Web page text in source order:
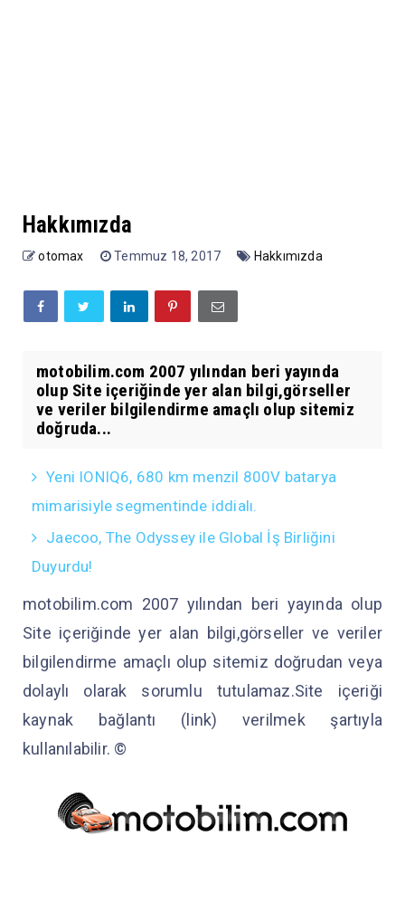
Hakkımızda
otomax Temmuz 18, 2017 Hakkımızda
motobilim.com 2007 yılından beri yayında
olup Site içeriğinde yer alan bilgi,görseller
ve veriler bilgilendirme amaçlı olup sitemiz
doğruda...
Yeni IONIQ6, 680 km menzil 800V batarya
mimarisiyle segmentinde iddialı.
Jaecoo, The Odyssey ile Global İş Birliğini
Duyurdu!
motobilim.com 2007 yılından beri yayında olup
Site içeriğinde yer alan bilgi,görseller ve veriler
bilgilendirme amaçlı olup sitemiz doğrudan veya
dolaylı olarak sorumlu tutulamaz.Site içeriği
kaynak bağlantı (link) verilmek şartıyla
kullanılabilir. ©